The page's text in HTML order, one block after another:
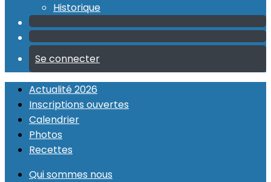
Historique
Se connecter
Actualité 2026
Inscriptions ouvertes
Calendrier
Photos
Recettes
Qui sommes nous